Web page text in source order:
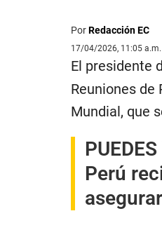
PorRedacción EC
17/04/2026, 11:05
El presidente
Reuniones de
Mundial, que
Perú